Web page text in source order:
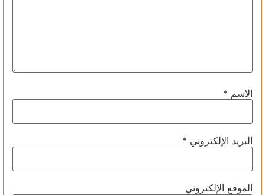
الاسم *
البريد الإلكتروني *
الموقع الإلكتروني